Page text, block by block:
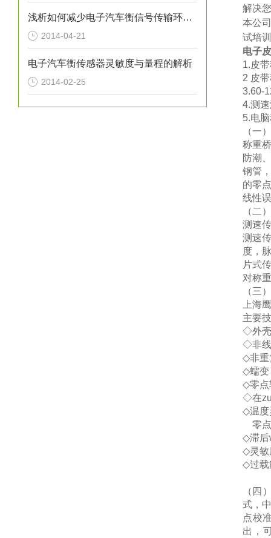
浅析如何减少电子汽车衡信号传输环节引入的干扰噪声
2014-04-21
电子汽车衡传感器灵敏度与量程的解析
2014-02-25
解决
本公
试培
电子
1.皮
2 皮
3.60-
4.测
5.电
（一）
称重
防潮
钢管
的零
线性
（ 二）
测速
测速
度，
片式
对称
（三）
上海
主要
◇外
◇非
◇非
◇蠕变
◇零
◇在
◇温
零
◇滞
◇灵
◇过
（ 四
式，
点校
出，